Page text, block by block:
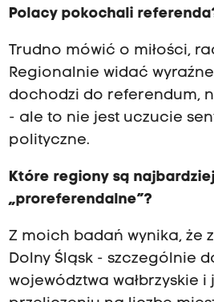
Polacy pokochali
Trudno mówić o miłości,
Regionalnie widać
dochodzi do referendum,
- ale to nie jest uczucie
polityczne.
Które regiony są najbardziej
„proreferendalne”?
Z moich badań wynika, że
Dolny Śląsk - szczególnie
województwa wałbrzyskie i